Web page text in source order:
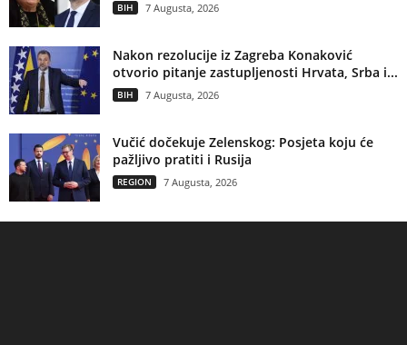
BIH 7 Augusta, 2026
Nakon rezolucije iz Zagreba Konaković
otvorio pitanje zastupljenosti Hrvata, Srba i...
BIH 7 Augusta, 2026
Vučić dočekuje Zelenskog: Posjeta koju će
pažljivo pratiti i Rusija
REGION 7 Augusta, 2026